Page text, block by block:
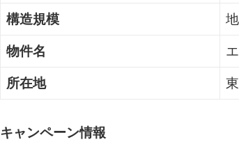
構造規模
物件名
所在地
キャンペーン情報